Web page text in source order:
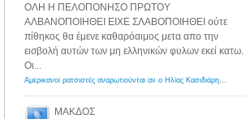
ΟΛΗ Η ΠΕΛΟΠΟΝΗΣΟ ΠΡΩΤΟΥ
ΑΛΒΑΝΟΠΟΙΗΘΕΙ ΕΙΧΕ ΣΛΑΒΟΠΟΙΗΘΕΙ ούτε
πίθηκος θα έμενε καθαρόαιμος μετα απο την
εισβολή αυτών των μη ελληνικών φυλων εκεί κατω.
Οι...
Αμερικανοί ρατσιστές αναρωτιούνται αν ο Ηλίας Κασιδιάρης ανήκει στη λευκή φυλή... - Λόγιος Ερμής
ΜΑΚΔΟΣ